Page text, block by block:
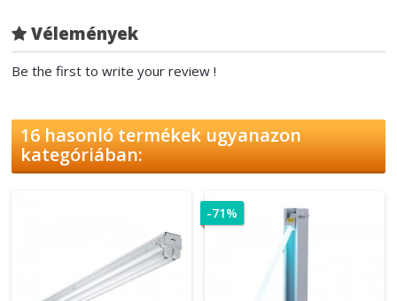
Vélemények
Be the first to write your review !
16 hasonló termékek ugyanazon
kategóriában:
-71%